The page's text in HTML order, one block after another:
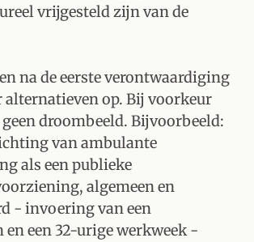
vrijgesteld zijn van de
na de eerste verontwaardiging
alternatieven op. Bij voorkeur
droombeeld. Bijvoorbeeld:
van ambulante
als een publieke
algemeen en
- invoering van een
een 32-urige werkweek -